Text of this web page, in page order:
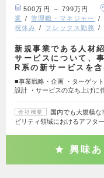
500万円 ～ 799万円
業
管理職・マネジャー
祝休み
フレックス勤務
新規事業である人材
サービスについて、
R系の新サービスを
■事業戦略・企画 ・ターゲッ
設計 ・サービスの立ち上げに
会社概要
国内でも大規模
ビリティ領域におけるアフタ
興味あ